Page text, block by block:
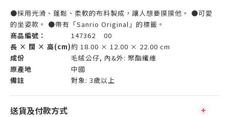
●採用光滑、蓬鬆、柔軟的布料製成，讓人想要摸摸他。 ●可愛
的坐姿款。 ●帶有「Sanrio Original」的標籤。
商品編號：
147362 00
長 × 闊 × 高(cm)約 18.00 × 12.00 × 22.00 cm
成份
毛絨公仔, 內&外: 聚酯纖維
原產地
中國
備註
對象: 3歲以上
送貨及付款方式